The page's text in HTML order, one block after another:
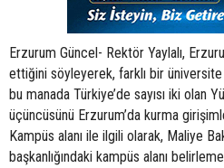
Erzurum Güncel- Rektör Yaylalı,
ettiğini söyleyerek, farklı bir üniversite
bu manada Türkiye’de sayısı iki olan
üçüncüsünü Erzurum’da kurma
Kampüs alanı ile ilgili olarak, Maliye
başkanlığındaki kampüs alanı